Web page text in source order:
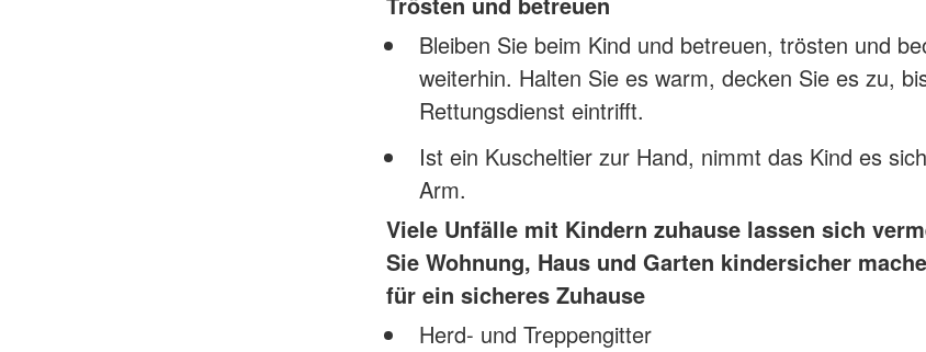
Bleiben Sie beim Kind und betreuen, trösten und
weiterhin. Halten Sie es warm, decken Sie es zu,
Rettungsdienst eintrifft.
Ist ein Kuscheltier zur Hand, nimmt das Kind es
Arm.
Viele Unfälle mit Kindern zuhause lassen sich
Sie Wohnung, Haus und Garten kindersicher
für ein sicheres Zuhause
Herd- und Treppengitter